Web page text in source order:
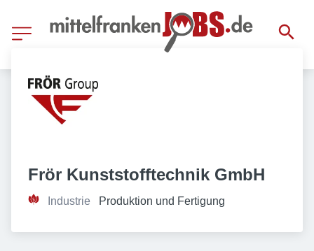
Frör Kunststofftechnik GmbH
Industrie Produktion und Fertigung